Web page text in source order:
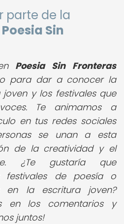
parte de la
Poesia Sin
Poesia Sin Fronteras
para dar a conocer la
y los festivales que
Te animamos a
en tus redes sociales
se unan a esta
de la creatividad y el
¿Te gustaría que
festivales de poesía o
en la escritura joven?
en los comentarios y
juntos!